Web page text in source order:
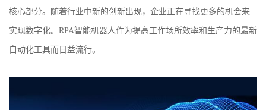
核心部分。随着行业中新的创新出现，企业正在寻找更多的机会来
实现数字化。 RPA智能机器人作为提高工作场所效率和生产力的最新
自动化工具而日益流行。